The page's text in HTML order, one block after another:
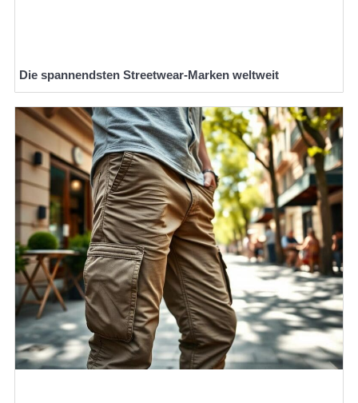
Die spannendsten Streetwear-Marken weltweit